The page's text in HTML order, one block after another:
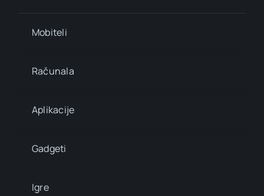
Mobiteli
Računala
Aplikacije
Gadgeti
Igre